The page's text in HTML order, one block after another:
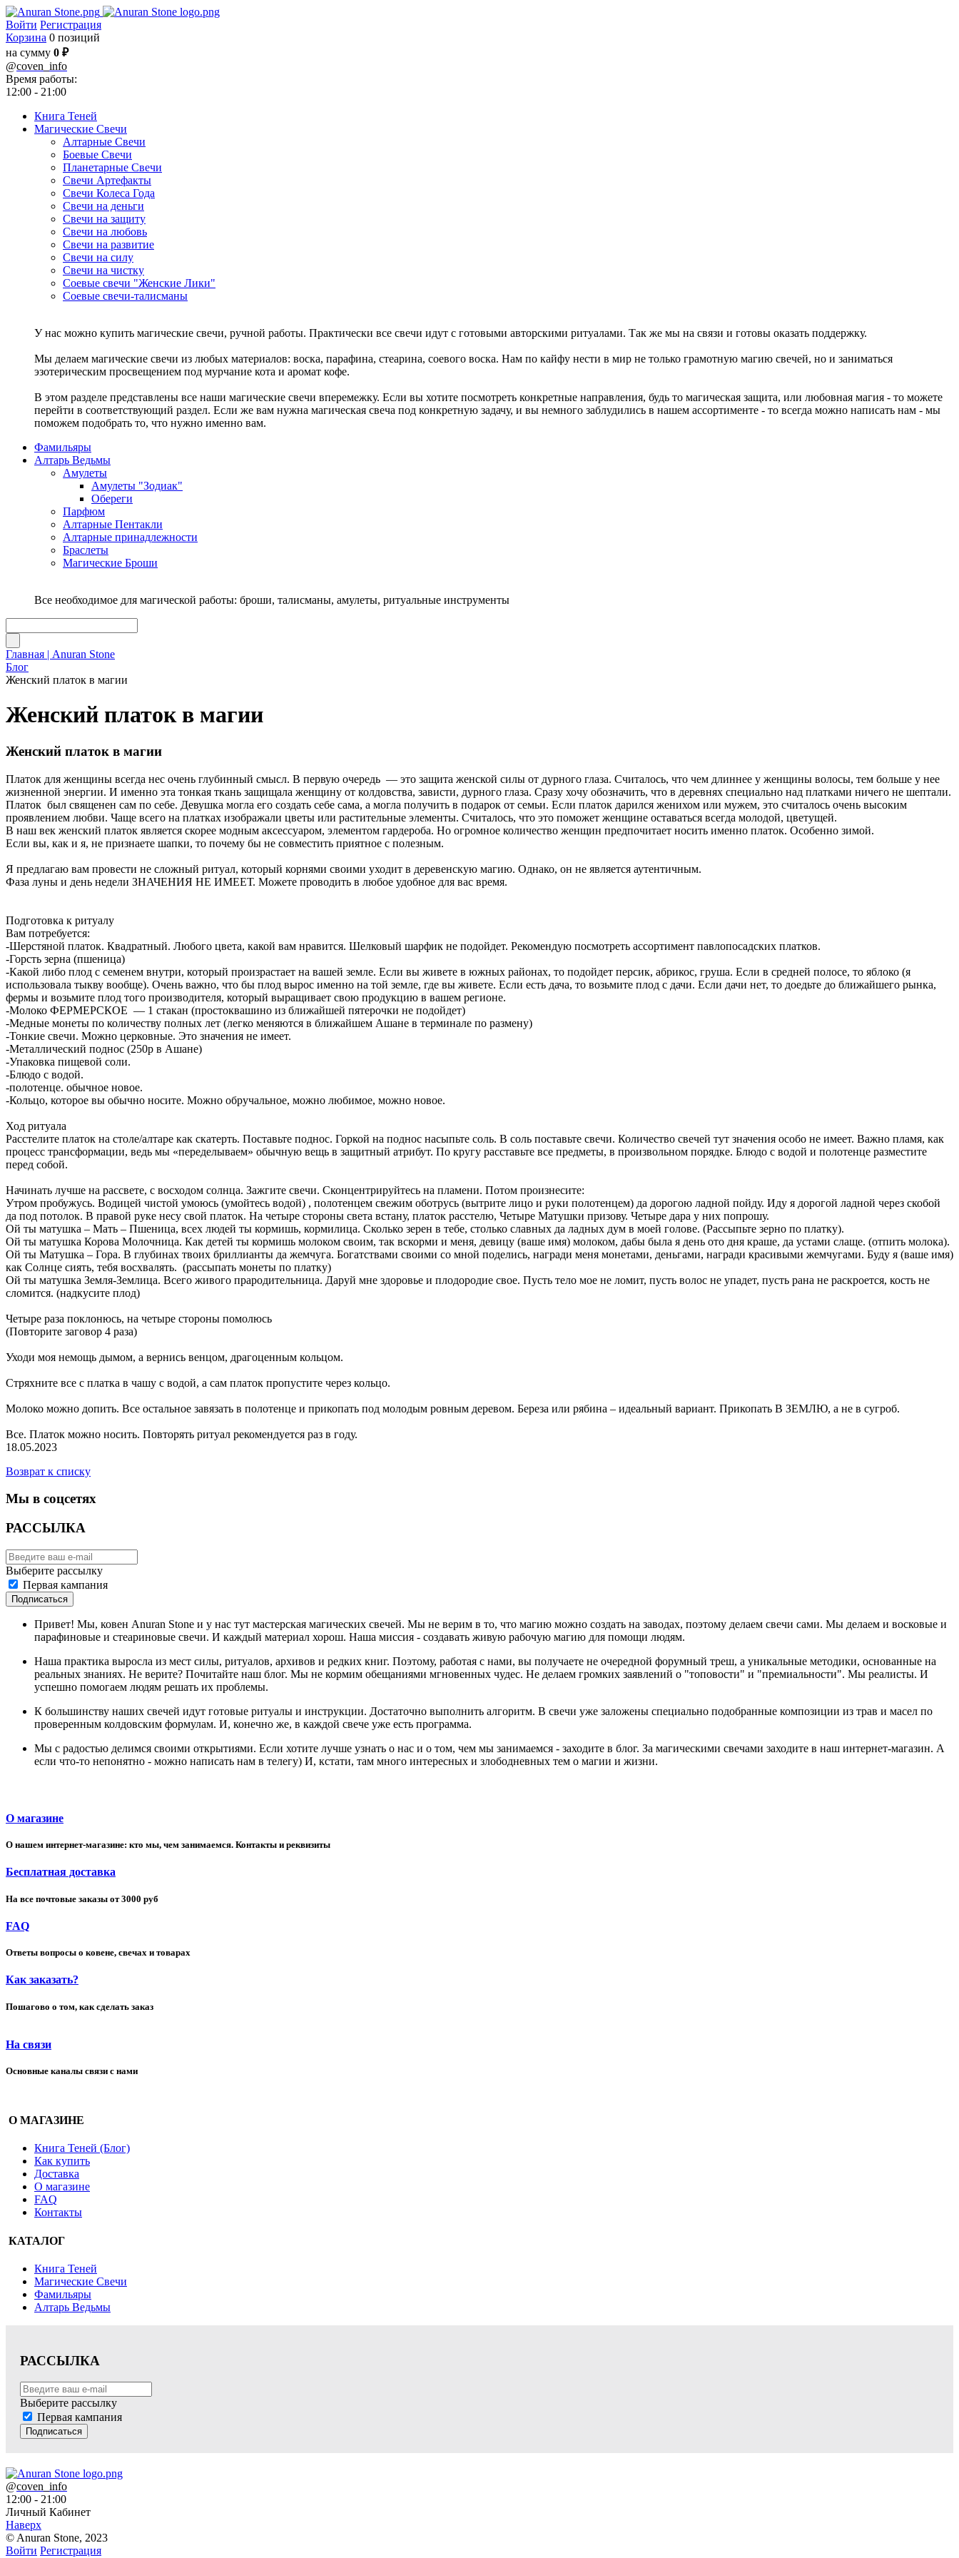
Войти Регистрация
Корзина 0 позиций
на сумму 0 ₽
@coven_info
Время работы:
12:00 - 21:00
Книга Теней
Магические Свечи
Алтарные Свечи
Боевые Свечи
Планетарные Свечи
Свечи Артефакты
Свечи Колеса Года
Свечи на деньги
Свечи на защиту
Свечи на любовь
Свечи на развитие
Свечи на силу
Свечи на чистку
Соевые свечи "Женские Лики"
Соевые свечи-талисманы
У нас можно купить магические свечи, ручной работы. Практически все свечи идут с готовыми авторскими ритуалами. Так же мы на связи и готовы оказать поддержку.
Мы делаем магические свечи из любых материалов: воска, парафина, стеарина, соевого воска. Нам по кайфу нести в мир не только грамотную магию свечей, но и заниматься
эзотерическим просвещением под мурчание кота и аромат кофе.
В этом разделе представлены все наши магические свечи вперемежку. Если вы хотите посмотреть конкретные направления, будь то магическая защита, или любовная магия - то можете
перейти в соответствующий раздел. Если же вам нужна магическая свеча под конкретную задачу, и вы немного заблудились в нашем ассортименте - то всегда можно написать нам - мы
поможем подобрать то, что нужно именно вам.
Фамильяры
Алтарь Ведьмы
Амулеты
Амулеты "Зодиак"
Обереги
Парфюм
Алтарные Пентакли
Алтарные принадлежности
Браслеты
Магические Броши
Все необходимое для магической работы: броши, талисманы, амулеты, ритуальные инструменты
Главная | Anuran Stone
Блог
Женский платок в магии
Женский платок в магии
Женский платок в магии
Платок для женщины всегда нес очень глубинный смысл. В первую очередь — это защита женской силы от дурного глаза. Считалось, что чем длиннее у женщины волосы, тем больше у нее
жизненной энергии. И именно эта тонкая ткань защищала женщину от колдовства, зависти, дурного глаза. Сразу хочу обозначить, что в деревнях специально над платками ничего не шептали.
Платок был священен сам по себе. Девушка могла его создать себе сама, а могла получить в подарок от семьи. Если платок дарился женихом или мужем, это считалось очень высоким
проявлением любви. Чаще всего на платках изображали цветы или растительные элементы. Считалось, что это поможет женщине оставаться всегда молодой, цветущей.
В наш век женский платок является скорее модным аксессуаром, элементом гардероба. Но огромное количество женщин предпочитает носить именно платок. Особенно зимой.
Если вы, как и я, не признаете шапки, то почему бы не совместить приятное с полезным.
Я предлагаю вам провести не сложный ритуал, который корнями своими уходит в деревенскую магию. Однако, он не является аутентичным.
Фаза луны и день недели ЗНАЧЕНИЯ НЕ ИМЕЕТ. Можете проводить в любое удобное для вас время.
Подготовка к ритуалу
Вам потребуется:
-Шерстяной платок. Квадратный. Любого цвета, какой вам нравится. Шелковый шарфик не подойдет. Рекомендую посмотреть ассортимент павлопосадских платков.
-Горсть зерна (пшеница)
-Какой либо плод с семенем внутри, который произрастает на вашей земле. Если вы живете в южных районах, то подойдет персик, абрикос, груша. Если в средней полосе, то яблоко (я
использовала тыкву вообще). Очень важно, что бы плод вырос именно на той земле, где вы живете. Если есть дача, то возьмите плод с дачи. Если дачи нет, то доедьте до ближайшего рынка,
фермы и возьмите плод того производителя, который выращивает свою продукцию в вашем регионе.
-Молоко ФЕРМЕРСКОЕ — 1 стакан (простоквашино из ближайшей пятерочки не подойдет)
-Медные монеты по количеству полных лет (легко меняются в ближайшем Ашане в терминале по размену)
-Тонкие свечи. Можно церковные. Это значения не имеет.
-Металлический поднос (250р в Ашане)
-Упаковка пищевой соли.
-Блюдо с водой.
-полотенце. обычное новое.
-Кольцо, которое вы обычно носите. Можно обручальное, можно любимое, можно новое.
Ход ритуала
Расстелите платок на столе/алтаре как скатерть. Поставьте поднос. Горкой на поднос насыпьте соль. В соль поставьте свечи. Количество свечей тут значения особо не имеет. Важно пламя, как
процесс трансформации, ведь мы «переделываем» обычную вещь в защитный атрибут. По кругу расставьте все предметы, в произвольном порядке. Блюдо с водой и полотенце разместите
перед собой.
Начинать лучше на рассвете, с восходом солнца. Зажгите свечи. Сконцентрируйтесь на пламени. Потом произнесите:
Утром пробужусь. Водицей чистой умоюсь (умойтесь водой) , полотенцем свежим оботрусь (вытрите лицо и руки полотенцем) да дорогою ладной пойду. Иду я дорогой ладной через скобой
да под потолок. В правой руке несу свой платок. На четыре стороны света встану, платок расстелю, Четыре Матушки призову. Четыре дара у них попрошу.
Ой ты матушка – Мать – Пшеница, всех людей ты кормишь, кормилица. Сколько зерен в тебе, столько славных да ладных дум в моей голове. (Рассыпьте зерно по платку).
Ой ты матушка Корова Молочница. Как детей ты кормишь молоком своим, так вскорми и меня, девицу (ваше имя) молоком, дабы была я день ото дня краше, да устами слаще. (отпить молока).
Ой ты Матушка – Гора. В глубинах твоих бриллианты да жемчуга. Богатствами своими со мной поделись, награди меня монетами, деньгами, награди красивыми жемчугами. Буду я (ваше имя)
как Солнце сиять, тебя восхвалять. (рассыпать монеты по платку)
Ой ты матушка Земля-Землица. Всего живого прародительница. Даруй мне здоровье и плодородие свое. Пусть тело мое не ломит, пусть волос не упадет, пусть рана не раскроется, кость не
сломится. (надкусите плод)
Четыре раза поклонюсь, на четыре стороны помолюсь
(Повторите заговор 4 раза)
Уходи моя немощь дымом, а вернись венцом, драгоценным кольцом.
Стряхните все с платка в чашу с водой, а сам платок пропустите через кольцо.
Молоко можно допить. Все остальное завязать в полотенце и прикопать под молодым ровным деревом. Береза или рябина – идеальный вариант. Прикопать В ЗЕМЛЮ, а не в сугроб.
Все. Платок можно носить. Повторять ритуал рекомендуется раз в году.
18.05.2023
Возврат к списку
Мы в соцсетях
РАССЫЛКА
Выберите рассылку
Первая кампания
Подписаться
Привет! Мы, ковен Anuran Stone и у нас тут мастерская магических свечей. Мы не верим в то, что магию можно создать на заводах, поэтому делаем свечи сами. Мы делаем и восковые и
парафиновые и стеариновые свечи. И каждый материал хорош. Наша миссия - создавать живую рабочую магию для помощи людям.
Наша практика выросла из мест силы, ритуалов, архивов и редких книг. Поэтому, работая с нами, вы получаете не очередной форумный треш, а уникальные методики, основанные на
реальных знаниях. Не верите? Почитайте наш блог. Мы не кормим обещаниями мгновенных чудес. Не делаем громких заявлений о "топовости" и "премиальности". Мы реалисты. И
успешно помогаем людям решать их проблемы.
К большинству наших свечей идут готовые ритуалы и инструкции. Достаточно выполнить алгоритм. В свечи уже заложены специально подобранные композиции из трав и масел по
проверенным колдовским формулам. И, конечно же, в каждой свече уже есть программа.
Мы с радостью делимся своими открытиями. Если хотите лучше узнать о нас и о том, чем мы занимаемся - заходите в блог. За магическими свечами заходите в наш интернет-магазин. А
если что-то непонятно - можно написать нам в телегу) И, кстати, там много интересных и злободневных тем о магии и жизни.
О магазине
О нашем интернет-магазине: кто мы, чем занимаемся. Контакты и реквизиты
Бесплатная доставка
На все почтовые заказы от 3000 руб
FAQ
Ответы вопросы о ковене, свечах и товарах
Как заказать?
Пошагово о том, как сделать заказ
На связи
Основные каналы связи с нами
О МАГАЗИНЕ
Книга Теней (Блог)
Как купить
Доставка
О магазине
FAQ
Контакты
КАТАЛОГ
Книга Теней
Магические Свечи
Фамильяры
Алтарь Ведьмы
РАССЫЛКА
Выберите рассылку
Первая кампания
Подписаться
@coven_info
12:00 - 21:00
Личный Кабинет
Наверх
© Anuran Stone, 2023
Войти Регистрация